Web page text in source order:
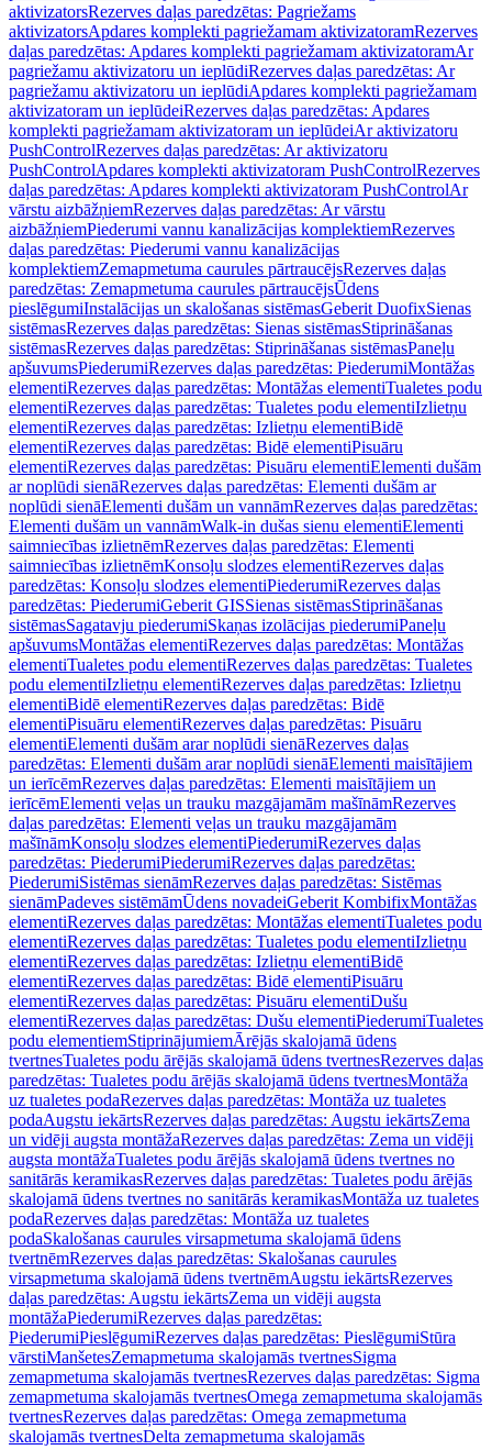
aktivizatorsRezerves daļas paredzētas: Pagriežams
aktivizatorsApdares komplekti pagriežamam aktivizatoramRezerves
daļas paredzētas: Apdares komplekti pagriežamam aktivizatoramAr
pagriežamu aktivizatoru un ieplūdiRezerves daļas paredzētas: Ar
pagriežamu aktivizatoru un ieplūdiApdares komplekti pagriežamam
aktivizatoram un ieplūdeiRezerves daļas paredzētas: Apdares
komplekti pagriežamam aktivizatoram un ieplūdeiAr aktivizatoru
PushControlRezerves daļas paredzētas: Ar aktivizatoru
PushControlApdares komplekti aktivizatoram PushControlRezerves
daļas paredzētas: Apdares komplekti aktivizatoram PushControlAr
vārstu aizbāžņiemRezerves daļas paredzētas: Ar vārstu
aizbāžņiemPiederumi vannu kanalizācijas komplektiemRezerves
daļas paredzētas: Piederumi vannu kanalizācijas
komplektiemZemapmetuma caurules pārtraucējsRezerves daļas
paredzētas: Zemapmetuma caurules pārtraucējsŪdens
pieslēgumiInstalācijas un skalošanas sistēmasGeberit DuofixSienas
sistēmasRezerves daļas paredzētas: Sienas sistēmasStiprināšanas
sistēmasRezerves daļas paredzētas: Stiprināšanas sistēmasPaneļu
apšuvumsPiederumiRezerves daļas paredzētas: PiederumiMontāžas
elementiRezerves daļas paredzētas: Montāžas elementiTualetes podu
elementiRezerves daļas paredzētas: Tualetes podu elementiIzlietņu
elementiRezerves daļas paredzētas: Izlietņu elementiBidē
elementiRezerves daļas paredzētas: Bidē elementiPisuāru
elementiRezerves daļas paredzētas: Pisuāru elementiElementi dušām
ar noplūdi sienāRezerves daļas paredzētas: Elementi dušām ar
noplūdi sienāElementi dušām un vannāmRezerves daļas paredzētas:
Elementi dušām un vannāmWalk-in dušas sienu elementiElementi
saimniecības izlietnēmRezerves daļas paredzētas: Elementi
saimniecības izlietnēmKonsoļu slodzes elementiRezerves daļas
paredzētas: Konsoļu slodzes elementiPiederumiRezerves daļas
paredzētas: PiederumiGeberit GISSienas sistēmasStiprināšanas
sistēmasSagatavju piederumiSkaņas izolācijas piederumiPaneļu
apšuvumsMontāžas elementiRezerves daļas paredzētas: Montāžas
elementiTualetes podu elementiRezerves daļas paredzētas: Tualetes
podu elementiIzlietņu elementiRezerves daļas paredzētas: Izlietņu
elementiBidē elementiRezerves daļas paredzētas: Bidē
elementiPisuāru elementiRezerves daļas paredzētas: Pisuāru
elementiElementi dušām arar noplūdi sienāRezerves daļas
paredzētas: Elementi dušām arar noplūdi sienāElementi maisītājiem
un ierīcēmRezerves daļas paredzētas: Elementi maisītājiem un
ierīcēmElementi veļas un trauku mazgājamām mašīnāmRezerves
daļas paredzētas: Elementi veļas un trauku mazgājamām
mašīnāmKonsoļu slodzes elementiPiederumiRezerves daļas
paredzētas: PiederumiPiederumiRezerves daļas paredzētas:
PiederumiSistēmas sienāmRezerves daļas paredzētas: Sistēmas
sienāmPadeves sistēmāmŪdens novadeiGeberit KombifixMontāžas
elementiRezerves daļas paredzētas: Montāžas elementiTualetes podu
elementiRezerves daļas paredzētas: Tualetes podu elementiIzlietņu
elementiRezerves daļas paredzētas: Izlietņu elementiBidē
elementiRezerves daļas paredzētas: Bidē elementiPisuāru
elementiRezerves daļas paredzētas: Pisuāru elementiDušu
elementiRezerves daļas paredzētas: Dušu elementiPiederumiTualetes
podu elementiemStiprinājumiemĀrējās skalojamā ūdens
tvertnesTualetes podu ārējās skalojamā ūdens tvertnesRezerves daļas
paredzētas: Tualetes podu ārējās skalojamā ūdens tvertnesMontāža
uz tualetes podaRezerves daļas paredzētas: Montāža uz tualetes
podaAugstu iekārtsRezerves daļas paredzētas: Augstu iekārtsZema
un vidēji augsta montāžaRezerves daļas paredzētas: Zema un vidēji
augsta montāžaTualetes podu ārējās skalojamā ūdens tvertnes no
sanitārās keramikasRezerves daļas paredzētas: Tualetes podu ārējās
skalojamā ūdens tvertnes no sanitārās keramikasMontāža uz tualetes
podaRezerves daļas paredzētas: Montāža uz tualetes
podaSkalošanas caurules virsapmetuma skalojamā ūdens
tvertnēmRezerves daļas paredzētas: Skalošanas caurules
virsapmetuma skalojamā ūdens tvertnēmAugstu iekārtsRezerves
daļas paredzētas: Augstu iekārtsZema un vidēji augsta
montāžaPiederumiRezerves daļas paredzētas:
PiederumiPieslēgumiRezerves daļas paredzētas: PieslēgumiStūra
vārstiManšetesZemapmetuma skalojamās tvertnesSigma
zemapmetuma skalojamās tvertnesRezerves daļas paredzētas: Sigma
zemapmetuma skalojamās tvertnesOmega zemapmetuma skalojamās
tvertnesRezerves daļas paredzētas: Omega zemapmetuma
skalojamās tvertnesDelta zemapmetuma skalojamās